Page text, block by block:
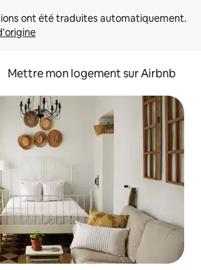
Mettre mon logement sur Airbnb